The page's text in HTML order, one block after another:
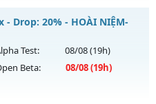
chủ
- Drop: 20% - HOÀI NIỆM-
Test: 08/08(19h)
Beta: 08/08(19h)